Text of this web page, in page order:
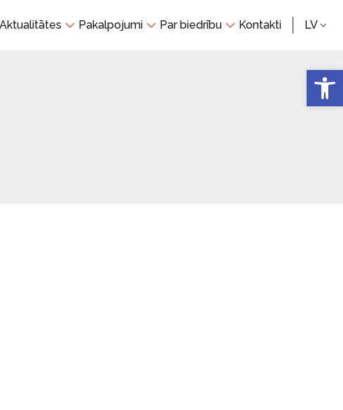
Aktualitātes Pakalpojumi Par biedrību Kontakti LV